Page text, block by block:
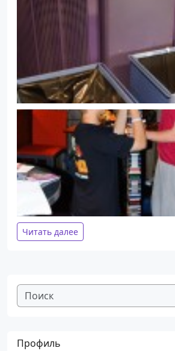
Читать далее
Профиль